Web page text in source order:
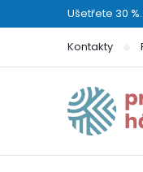
na
Ušetřete 30
Kontakty